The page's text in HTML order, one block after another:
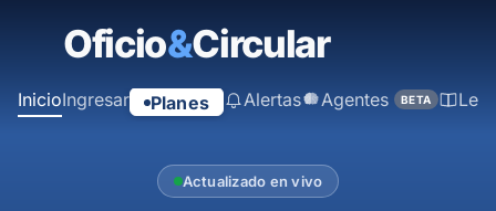
principal
InicioIngresar Planes Alertas Agentes BETA
Actualizado en vivo